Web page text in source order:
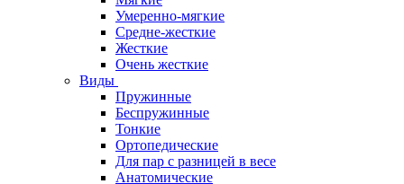
Умеренно-мягкие
Средне-жесткие
Жесткие
Очень жесткие
Виды
Пружинные
Беспружинные
Тонкие
Ортопедические
Для пар с разницей в весе
Анатомические